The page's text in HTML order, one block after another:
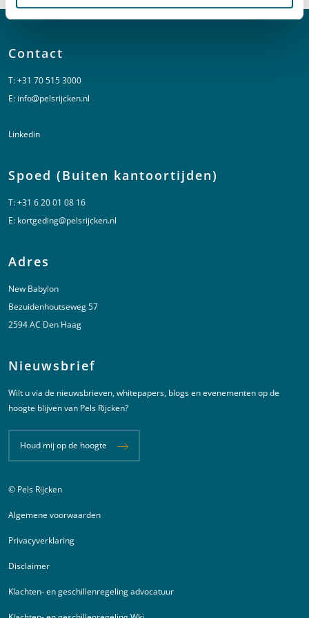
Contact
T:+31 70 515 3000
E: info@pelsrijcken.nl
Linkedin
Spoed (Buiten kantoortijden)
T:+31 6 20 01 08 16
E: kortgeding@pelsrijcken.nl
Adres
New Babylon
Bezuidenhoutseweg 57
2594 AC Den Haag
Nieuwsbrief
Wilt u via de nieuwsbrieven, whitepapers, blogs en evenementen op de
hoogte blijven van Pels Rijcken?
Houd mij op de hoogte
Juridische informatie
© Pels Rijcken
Algemene voorwaarden
Privacyverklaring
Disclaimer
Klachten- en geschillenregeling advocatuur